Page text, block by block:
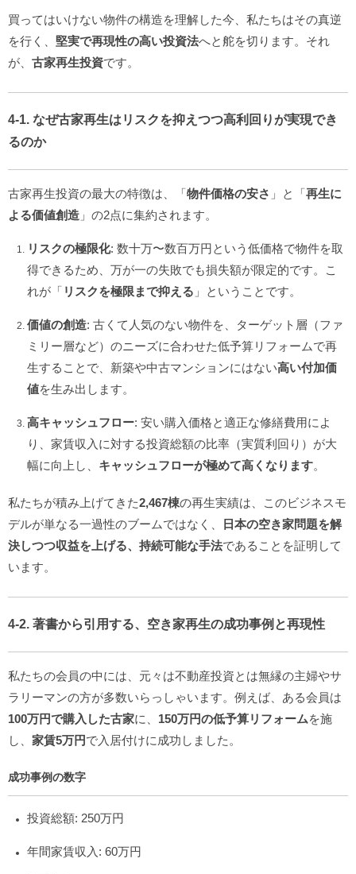
買ってはいけない物件の構造を理解した今、私たちはその真逆
を行く、 堅実で再現性の高い投資法へと舵を切ります。それ
が、 古家再生投資です。
4-1. なぜ古家再生はリスクを抑えつつ高利回りが実現でき
るのか
古家再生投資の最大の特徴は、「物件価格の安さ 」と「再生に
よる価値創造 」の2点に集約されます。
リスクの極限化: 数十万〜数百万円という低価格で物件を取
得できるため、万が一の失敗でも損失額が限定的です。こ
れが「 リスクを極限まで抑える 」ということです。
価値の創造: 古くて人気のない物件を、ターゲット層（ファ
ミリー層など）のニーズに合わせた低予算リフォームで再
生することで、新築や中古マンションにはない高い付加価
値を生み出します。
高キャッシュフロー: 安い購入価格と適正な修繕費用によ
り、家賃収入に対する投資総額の比率（実質利回り）が大
幅に向上し、 キャッシュフローが極めて高くなります。
私たちが積み上げてきた2,467棟の再生実績は、このビジネスモ
デルが単なる一過性のブームではなく、
日本の空き家問題を解
決しつつ収益を上げる、持続可能な手法であることを証明して
います。
4-2. 著書から引用する、空き家再生の成功事例と再現性
私たちの会員の中には、元々は不動産投資とは無縁の主婦やサ
ラリーマンの方が多数いらっしゃいます。例えば、ある会員は
100万円で購入した古家に、 150万円の低予算リフォームを施
し、 家賃5万円で入居付けに成功しました。
成功事例の数字
投資総額: 250万円
年間家賃収入: 60万円